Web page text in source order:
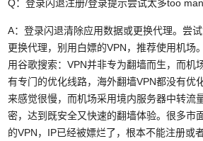
Q：登录闪退注册/登录提示尝试太多too
A：登录闪退清除应用数据或更换代理。尝
更换代理，别用白嫖的VPN，推荐使用机场
用谷歌搜索：VPN并非专为翻墙而生，而机
有专门的优化线路，海外翻墙VPN都没有优
来感觉很慢，而机场采用境内服务器中转流
密，达到既安全又快速的翻墙体验。很多市
的VPN，IP已经被嫖烂了，根本不能注册或